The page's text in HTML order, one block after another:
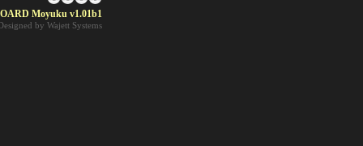
Moyuku v1.01b1
by Wajett Systems